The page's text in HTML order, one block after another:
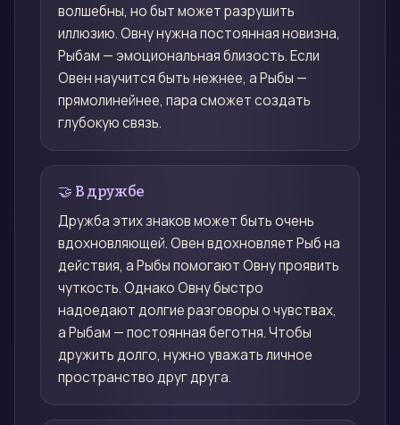
волшебны, но быт может разрушить
иллюзию. Овну нужна постоянная новизна,
Рыбам — эмоциональная близость. Если
Овен научится быть нежнее, а Рыбы —
прямолинейнее, пара сможет создать
глубокую связь.
🤝 В дружбе
Дружба этих знаков может быть очень
вдохновляющей. Овен вдохновляет Рыб на
действия, а Рыбы помогают Овну проявить
чуткость. Однако Овну быстро
надоедают долгие разговоры о чувствах,
а Рыбам — постоянная беготня. Чтобы
дружить долго, нужно уважать личное
пространство друг друга.